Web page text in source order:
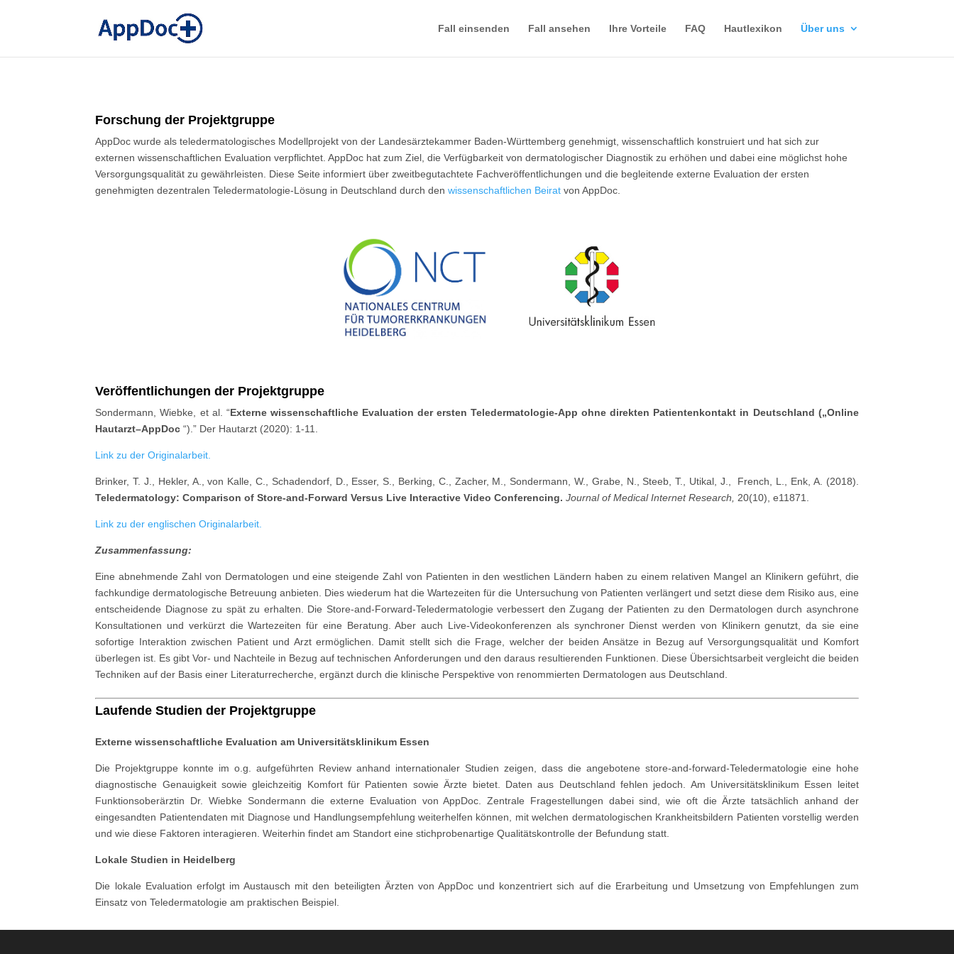
Fall einsenden Fall ansehen Ihre Vorteile FAQ Hautlexikon Über uns
Forschung der Projektgruppe
AppDoc wurde als teledermatologisches Modellprojekt von der Landesärztekammer Baden-Württemberg genehmigt, wissenschaftlich konstruiert und hat sich zur
externen wissenschaftlichen Evaluation verpflichtet. AppDoc hat zum Ziel, die Verfügbarkeit von dermatologischer Diagnostik zu erhöhen und dabei eine möglichst hohe
Versorgungsqualität zu gewährleisten. Diese Seite informiert über zweitbegutachtete Fachveröffentlichungen und die begleitende externe Evaluation der ersten
genehmigten dezentralen Teledermatologie-Lösung in Deutschland durch denwissenschaftlichen Beirat von AppDoc.
Veröffentlichungen der Projektgruppe
Sondermann, Wiebke, et al. “Externe wissenschaftliche Evaluation der ersten Teledermatologie-App ohne direkten Patientenkontakt in Deutschland („Online
Hautarzt–AppDoc “).” Der Hautarzt (2020): 1-11.
Link zu der Originalarbeit.
Brinker, T. J., Hekler, A., von Kalle, C., Schadendorf, D., Esser, S., Berking, C., Zacher, M., Sondermann, W., Grabe, N., Steeb, T., Utikal, J., French, L., Enk, A. (2018).
Teledermatology: Comparison of Store-and-Forward Versus Live Interactive Video Conferencing. Journal of Medical Internet Research, 20(10), e11871.
Link zu der englischen Originalarbeit.
Zusammenfassung:
Eine abnehmende Zahl von Dermatologen und eine steigende Zahl von Patienten in den westlichen Ländern haben zu einem relativen Mangel an Klinikern geführt, die
fachkundige dermatologische Betreuung anbieten. Dies wiederum hat die Wartezeiten für die Untersuchung von Patienten verlängert und setzt diese dem Risiko aus, eine
entscheidende Diagnose zu spät zu erhalten. Die Store-and-Forward-Teledermatologie verbessert den Zugang der Patienten zu den Dermatologen durch asynchrone
Konsultationen und verkürzt die Wartezeiten für eine Beratung. Aber auch Live-Videokonferenzen als synchroner Dienst werden von Klinikern genutzt, da sie eine
sofortige Interaktion zwischen Patient und Arzt ermöglichen. Damit stellt sich die Frage, welcher der beiden Ansätze in Bezug auf Versorgungsqualität und Komfort
überlegen ist. Es gibt Vor- und Nachteile in Bezug auf technischen Anforderungen und den daraus resultierenden Funktionen. Diese Übersichtsarbeit vergleicht die beiden
Techniken auf der Basis einer Literaturrecherche, ergänzt durch die klinische Perspektive von renommierten Dermatologen aus Deutschland.
Laufende Studien der Projektgruppe
Externe wissenschaftliche Evaluation am Universitätsklinikum Essen
Die Projektgruppe konnte im o.g. aufgeführten Review anhand internationaler Studien zeigen, dass die angebotene store-and-forward-Teledermatologie eine hohe
diagnostische Genauigkeit sowie gleichzeitig Komfort für Patienten sowie Ärzte bietet. Daten aus Deutschland fehlen jedoch. Am Universitätsklinikum Essen leitet
Funktionsoberärztin Dr. Wiebke Sondermann die externe Evaluation von AppDoc. Zentrale Fragestellungen dabei sind, wie oft die Ärzte tatsächlich anhand der
eingesandten Patientendaten mit Diagnose und Handlungsempfehlung weiterhelfen können, mit welchen dermatologischen Krankheitsbildern Patienten vorstellig werden
und wie diese Faktoren interagieren. Weiterhin findet am Standort eine stichprobenartige Qualitätskontrolle der Befundung statt.
Lokale Studien in Heidelberg
Die lokale Evaluation erfolgt im Austausch mit den beteiligten Ärzten von AppDoc und konzentriert sich auf die Erarbeitung und Umsetzung von Empfehlungen zum
Einsatz von Teledermatologie am praktischen Beispiel.